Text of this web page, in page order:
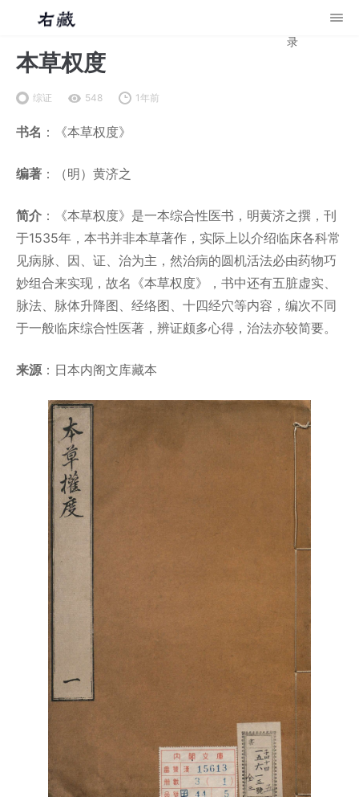
录
本草权度
综证 548 1年前
书名 ：《本草权度》
编著 ：（明）黄济之
简介 ：《本草权度》是一本综合性医书，明黄济之撰，刊
于1535年，本书并非本草著作，实际上以介绍临床各科常
见病脉、因、证、治为主，然治病的圆机活法必由药物巧
妙组合来实现，故名《本草权度》，书中还有五脏虚实、
脉法、脉体升降图、经络图、十四经穴等内容，编次不同
于一般临床综合性医著，辨证颇多心得，治法亦较简要。
来源：日本内阁文库藏本